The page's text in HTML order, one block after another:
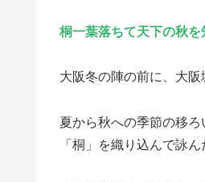
桐一葉落ちて天下の秋を
大阪冬の陣の前に、大阪
夏から秋への季節の移
「桐」を織り込んで詠ん